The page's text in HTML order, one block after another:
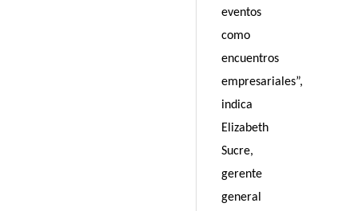
eventos
como
encuentros
empresariales”,
indica
Elizabeth
Sucre,
gerente
general